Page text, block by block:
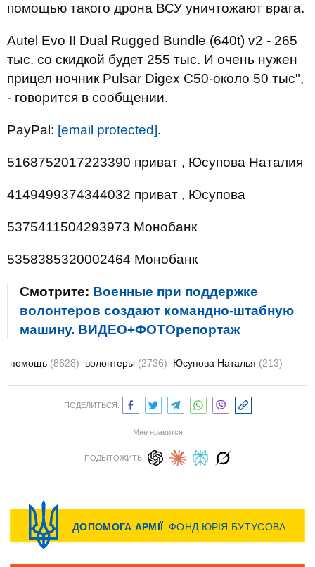
помощью такого дрона ВСУ уничтожают врага.
Autel Evo II Dual Rugged Bundle (640t) v2 - 265
тыс. со скидкой будет 255 тыс. И очень нужен
прицел ночник Pulsar Digex C50-около 50 тыс",
- говорится в сообщении.
PayPal: [email protected].
5168752017223390 приват , Юсупова Наталия
4149499374344032 приват , Юсупова
5375411504293973 Монобанк
5358385320002464 Монобанк
Смотрите: Военные при поддержке
волонтеров создают командно-штабную
машину. ВИДЕО+ФОТОрепортаж
помощь (8628) волонтеры (2736) Юсупова Наталья (213)
ПОДЕЛИТЬСЯ:
Мне нравится
ПОДЫТОЖИТЬ: